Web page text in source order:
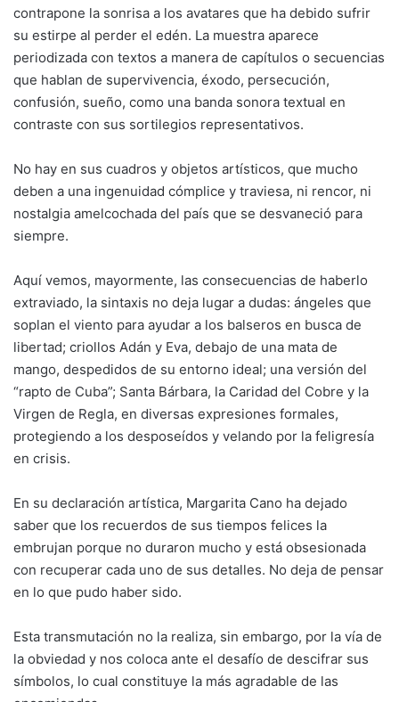
contrapone la sonrisa a los avatares que ha debido sufrir
su estirpe al perder el edén. La muestra aparece
periodizada con textos a manera de capítulos o secuencias
que hablan de supervivencia, éxodo, persecución,
confusión, sueño, como una banda sonora textual en
contraste con sus sortilegios representativos.
No hay en sus cuadros y objetos artísticos, que mucho
deben a una ingenuidad cómplice y traviesa, ni rencor, ni
nostalgia amelcochada del país que se desvaneció para
siempre.
Aquí vemos, mayormente, las consecuencias de haberlo
extraviado, la sintaxis no deja lugar a dudas: ángeles que
soplan el viento para ayudar a los balseros en busca de
libertad; criollos Adán y Eva, debajo de una mata de
mango, despedidos de su entorno ideal; una versión del
“rapto de Cuba”; Santa Bárbara, la Caridad del Cobre y la
Virgen de Regla, en diversas expresiones formales,
protegiendo a los desposeídos y velando por la feligresía
en crisis.
En su declaración artística, Margarita Cano ha dejado
saber que los recuerdos de sus tiempos felices la
embrujan porque no duraron mucho y está obsesionada
con recuperar cada uno de sus detalles. No deja de pensar
en lo que pudo haber sido.
Esta transmutación no la realiza, sin embargo, por la vía de
la obviedad y nos coloca ante el desafío de descifrar sus
símbolos, lo cual constituye la más agradable de las